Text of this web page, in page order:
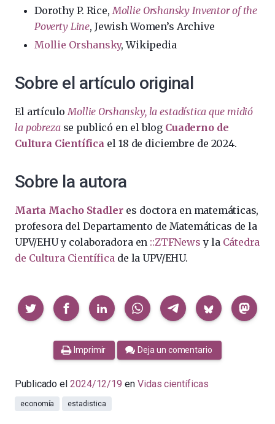
Dorothy P. Rice, Mollie Orshansky Inventor of the
Poverty Line, Jewish Women’s Archive
Mollie Orshansky, Wikipedia
Sobre el artículo original
El artículo Mollie Orshansky, la estadística que midió
la pobreza se publicó en el blog Cuaderno de
Cultura Científica el 18 de diciembre de 2024.
Sobre la autora
Marta Macho Stadler es doctora en matemáticas,
profesora del Departamento de Matemáticas de la
UPV/EHU y colaboradora en ::ZTFNews y la Cátedra
de Cultura Científica de la UPV/EHU.
Compartir
Imprimir Deja un comentario
Publicado el 2024/12/19 en Vidas científicas
economía estadistica